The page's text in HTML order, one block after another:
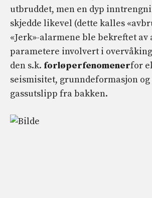
utbruddet, men en dyp
skjedde likevel (dette kalles
«Jerk»-alarmene ble bekreftet av
parametere involvert i
den s.k. forløperfenomenerfor
seismisitet, grunndeformasjon
gassutslipp fra bakken.